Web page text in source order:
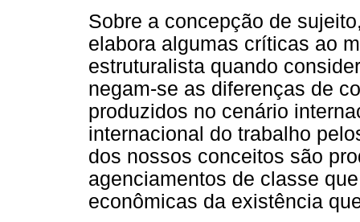
Sobre a concepção de
elabora algumas críticas ao
estruturalista quando
negam-se as diferenças de
produzidos no cenário
internacional do trabalho
dos nossos conceitos são
agenciamentos de classe
econômicas da existência